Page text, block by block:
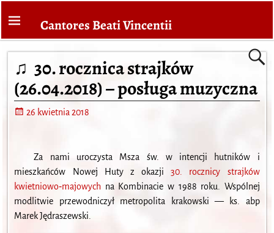
Cantores Beati Vincentii
♫ 30. rocznica strajków
(26.04.2018) – posługa muzyczna
26 kwietnia 2018
Za nami uroczysta Msza św. w intencji hutników i
mieszkańców Nowej Huty z okazji30. rocznicy strajków
kwietniowo­­­‑majowych na Kombinacie w 1988 roku. Wspólnej
modlitwie przewodniczył metropolita krakowski — ks. abp
Marek Jędraszewski.